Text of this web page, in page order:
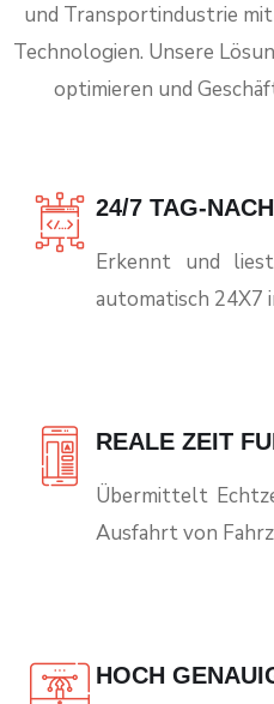
und Transportindustrie
Technologien. Unsere
optimieren und
24/7 TAG-
Erkennt und
automatisch 24X7
REALE ZEIT
Übermittelt
Ausfahrt von
HOCH